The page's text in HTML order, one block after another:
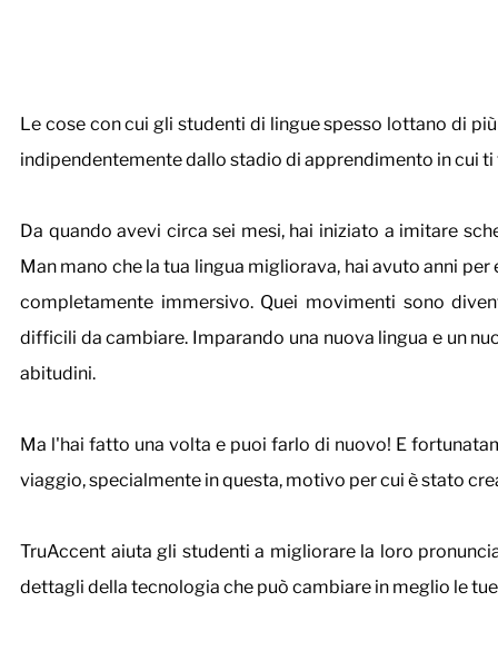
Le cose con cui gli studenti di lingue spesso lottano di
indipendentemente dallo stadio di apprendimento in cui
Da quando avevi circa sei mesi, hai iniziato a imitare
Man mano che la tua lingua migliorava, hai avuto anni
completamente immersivo. Quei movimenti sono
difficili da cambiare. Imparando una nuova lingua e un
abitudini.
Ma l'hai fatto una volta e puoi farlo di nuovo! E
viaggio, specialmente in questa, motivo per cui è stato
TruAccent aiuta gli studenti a migliorare la loro
dettagli della tecnologia che può cambiare in meglio le